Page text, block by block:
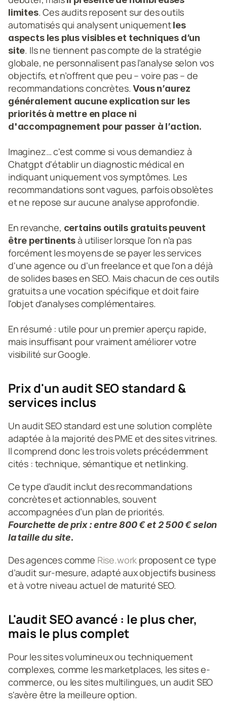
limites. Ces audits reposent sur des outils
automatisés qui analysent uniquement les
aspects les plus visibles et techniques d’un
site. Ils ne tiennent pas compte de la stratégie
globale, ne personnalisent pas l’analyse selon vos
objectifs, et n’offrent que peu – voire pas – de
recommandations concrètes. Vous n’aurez
généralement aucune explication sur les
priorités à mettre en place ni
d'accompagnement pour passer à l’action.
Imaginez… c'est comme si vous demandiez à
Chatgpt d'établir un diagnostic médical en
indiquant uniquement vos symptômes. Les
recommandations sont vagues, parfois obsolètes
et ne repose sur aucune analyse approfondie.
En revanche, certains outils gratuits peuvent
être pertinents à utiliser lorsque l'on n'a pas
forcément les moyens de se payer les services
d'une agence ou d'un freelance et que l'on a déjà
de solides bases en SEO. Mais chacun de ces outils
gratuits a une vocation spécifique et doit faire
l'objet d'analyses complémentaires.
En résumé : utile pour un premier aperçu rapide,
mais insuffisant pour vraiment améliorer votre
visibilité sur Google.
Prix d'un audit SEO standard &
services inclus
Un audit SEO standard est une solution complète
adaptée à la majorité des PME et des sites vitrines.
Il comprend donc les trois volets précédemment
cités : technique, sémantique et netlinking.
Ce type d’audit inclut des recommandations
concrètes et actionnables, souvent
accompagnées d’un plan de priorités.
Fourchette de prix : entre 800 € et 2 500 € selon
la taille du site.
Des agences comme Rise.work proposent ce type
d’audit sur-mesure, adapté aux objectifs business
et à votre niveau actuel de maturité SEO.
L'audit SEO avancé : le plus cher,
mais le plus complet
Pour les sites volumineux ou techniquement
complexes, comme les marketplaces, les sites e-
commerce, ou les sites multilingues, un audit SEO
s'avère être la meilleure option.